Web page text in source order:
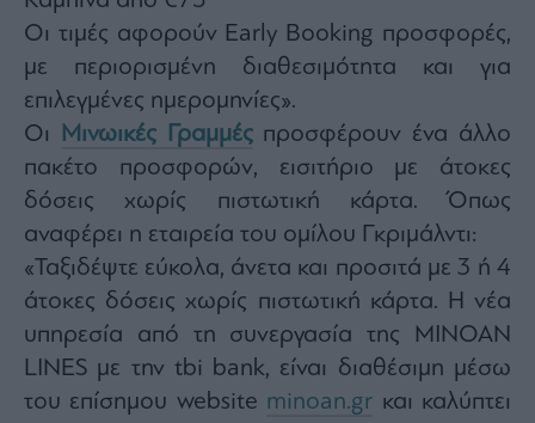
Οι τιμές αφορούν Early Booking προσφορές,
με περιορισμένη διαθεσιμότητα και για
επιλεγμένες ημερομηνίες».
Οι
Μινωικές Γραμμέςπροσφέρουν ένα άλλο
πακέτο προσφορών, εισιτήριο με άτοκες
δόσεις χωρίς πιστωτική κάρτα. Όπως
αναφέρει η εταιρεία του ομίλου Γκριμάλντι:
«Ταξιδέψτε εύκολα, άνετα και προσιτά με 3 ή 4
άτοκες δόσεις χωρίς πιστωτική κάρτα. Η νέα
υπηρεσία από τη συνεργασία της MINOAN
LINES με την tbi bank, είναι διαθέσιμη μέσω
του επίσημου website minoan.gr και καλύπτει